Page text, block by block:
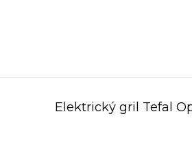
Elektrický gril Tefal